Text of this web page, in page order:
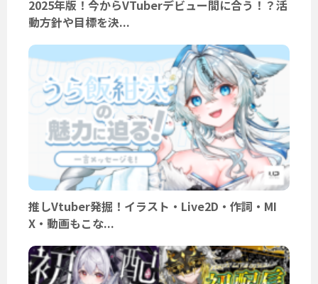
2025年版！今からVTuberデビュー間に合う！？活
動方針や目標を決...
推しVtuber発掘！イラスト・Live2D・作詞・MI
X・動画もこな...